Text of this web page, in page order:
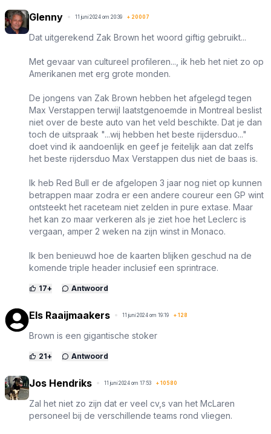
Glenny 11 juni 2024 om 20:39 + 20007
Dat uitgerekend Zak Brown het woord giftig gebruikt...
Met gevaar van cultureel profileren..., ik heb het niet zo op
Amerikanen met erg grote monden.
De jongens van Zak Brown hebben het afgelegd tegen
Max Verstappen terwijl laatstgenoemde in Montreal beslist
niet over de beste auto van het veld beschikte. Dat je dan
toch de uitspraak "...wij hebben het beste rijdersduo..."
doet vind ik aandoenlijk en geef je feitelijk aan dat zelfs
het beste rijdersduo Max Verstappen dus niet de baas is.
Ik heb Red Bull er de afgelopen 3 jaar nog niet op kunnen
betrappen maar zodra er een andere coureur een GP wint
ontsteekt het raceteam niet zelden in pure extase. Maar
het kan zo maar verkeren als je ziet hoe het Leclerc is
vergaan, amper 2 weken na zijn winst in Monaco.
Ik ben benieuwd hoe de kaarten blijken geschud na de
komende triple header inclusief een sprintrace.
17+ Antwoord
Els Raaijmaakers 11 juni 2024 om 19:19 + 128
Brown is een gigantische stoker
21+ Antwoord
Jos Hendriks 11 juni 2024 om 17:53 + 10580
Zal het niet zo zijn dat er veel cv,s van het McLaren
personeel bij de verschillende teams rond vliegen.